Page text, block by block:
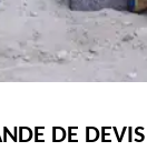
DE